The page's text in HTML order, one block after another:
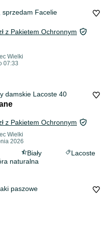
sprzedam Facelie
z Pakietem Ochronnym
Wielki
07:33
damskie Lacoste 40
z Pakietem Ochronnym
Wielki
2026
Biały
Lacoste
naturalna
paszowe